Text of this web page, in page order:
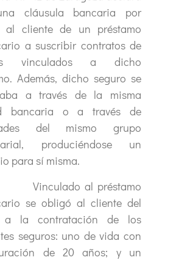
cláusula bancaria por
al cliente de un préstamo
a suscribir contratos de
vinculados a dicho
Además, dicho seguro se
a través de la misma
bancaria o a través de
del mismo grupo
produciéndose un
para sí misma.
al préstamo
se obligó al cliente del
a la contratación de los
seguros: uno de vida con
de 20 años; y un